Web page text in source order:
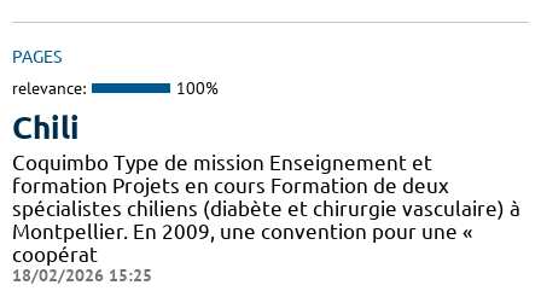
PAGES
relevance: 100%
Chili
Coquimbo Type de mission Enseignement et
formation Projets en cours Formation de deux
spécialistes chiliens (diabète et chirurgie vasculaire) à
Montpellier. En 2009, une convention pour une «
coopérat
18/02/2026 15:25